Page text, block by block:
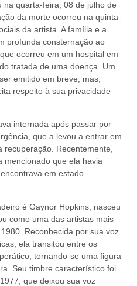
na quarta-feira, 08 de julho de
da morte ocorreu na quinta-
da artista. A família e a
profunda consternação ao
ocorreu em um hospital em
tratada de uma doença. Um
emitido em breve, mas,
respeito à sua privacidade
internada após passar por
que a levou a entrar em
recuperação. Recentemente,
mencionado que ela havia
em estado
é Gaynor Hopkins, nasceu
como uma das artistas mais
Reconhecida por sua voz
ela transitou entre os
tornando-se uma figura
Seu timbre característico foi
que deixou sua voz